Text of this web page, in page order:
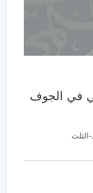
في الجوف